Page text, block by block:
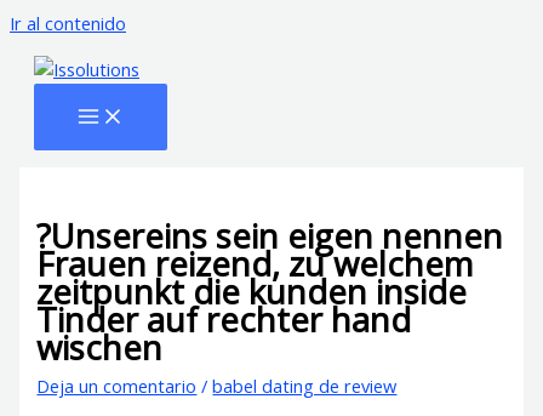
Ir al contenido
?Unsereins sein eigen nennen
Frauen reizend, zu welchem
zeitpunkt die kunden inside
Tinder auf rechter hand
wischen
Deja un comentario /babel dating de review